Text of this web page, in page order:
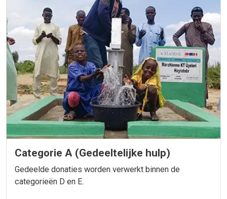
Categorie A (Gedeeltelijke hulp)
Gedeelde donaties worden verwerkt binnen de
categorieën D en E.